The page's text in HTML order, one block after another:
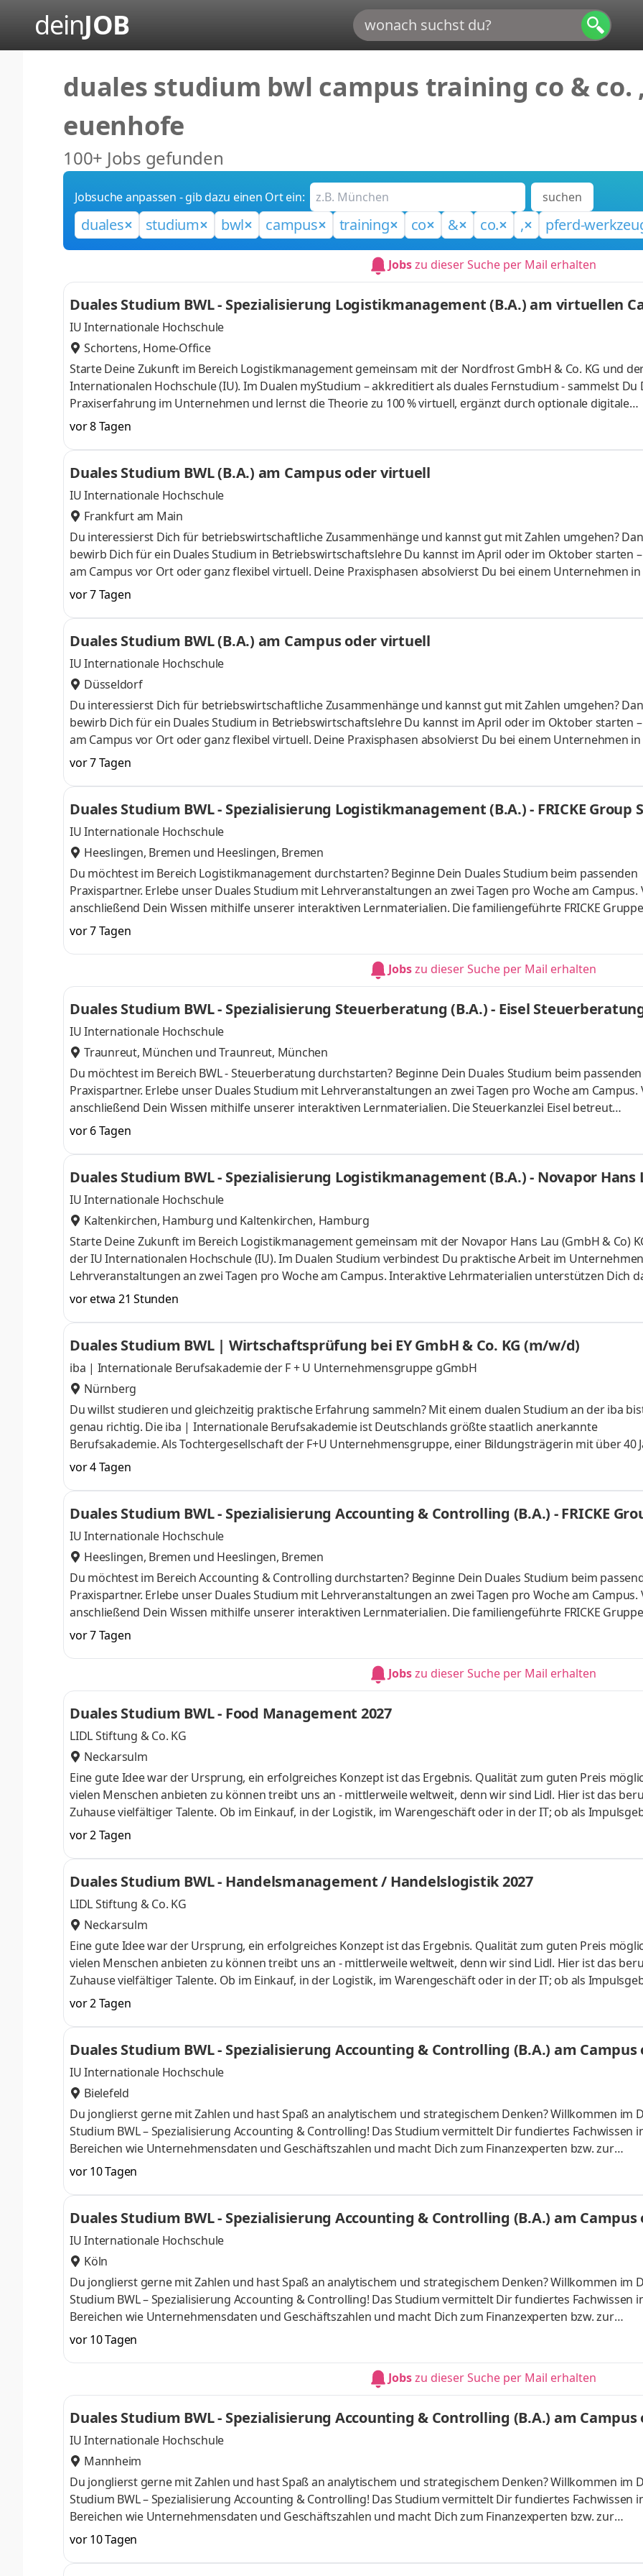
deinJOB
duales studium bwl campus training co & co.
euenhofe
100+ Jobs gefunden
Jobsuche anpassen - gib dazu einen Ort ein: suchen
duales studium bwl campus training co & co. , pferd-
Jobszu dieser Suche per Mail erhalten
Duales Studium BWL - Spezialisierung Logistikmanagement (B.A.) am virtuellen
& Co. KG
IU Internationale Hochschule
Schortens, Home-Office
Starte Deine Zukunft im Bereich Logistikmanagement gemeinsam mit der Nordfrost GmbH & Co. KG und
Internationalen Hochschule (IU). Im Dualen myStudium – akkreditiert als duales Fernstudium - sammelst Du
Praxiserfahrung im Unternehmen und lernst die Theorie zu 100 % virtuell, ergänzt durch optionale digitale
Begleitveranstaltungen. Seit 50 Jahren sind wir Logistiker aus Leidenschaft. Als Deutschlands Marktführer im
der Tiefkühllogistik beschäftigen wir rund 2.300 Mitarbeiterinnen und Mitarbeiter in der Europa-Zentrale im
friesischen Schortens und an den 40 bundesweit gelegenen NORDFROST-Tiefkühlstandorten. Werde auch
unseres Teams und starte bei uns zum 1. Oktober
vor 8 Tagen
Duales Studium BWL (B.A.) am Campus oder virtuell
IU Internationale Hochschule
Frankfurt am Main
Du interessierst Dich für betriebswirtschaftliche Zusammenhänge und kannst gut mit Zahlen umgehen?
bewirb Dich für ein Duales Studium in Betriebswirtschaftslehre Du kannst im April oder im Oktober starten
am Campus vor Ort oder ganz flexibel virtuell. Deine Praxisphasen absolvierst Du bei einem Unternehmen
Nähe. Ab dem 3. Semester belegst Du eine von fünf Spezialisierungsmöglichkeiten – und kannst Dich so noch
gezielter auf Deinen Traumjob vorbereiten: Accounting &
ControllingSteuerberatungSozialmanagementHandelsmanagementLogistikmanagement Aufgaben Du
Studium ohne Numerus clausus oder Aufnahmeprüfung startenDu absolvierst ein staatlich anerkanntes
vor 7 Tagen
Duales Studium BWL (B.A.) am Campus oder virtuell
IU Internationale Hochschule
Düsseldorf
Du interessierst Dich für betriebswirtschaftliche Zusammenhänge und kannst gut mit Zahlen umgehen?
bewirb Dich für ein Duales Studium in Betriebswirtschaftslehre Du kannst im April oder im Oktober starten
am Campus vor Ort oder ganz flexibel virtuell. Deine Praxisphasen absolvierst Du bei einem Unternehmen
Nähe. Ab dem 3. Semester belegst Du eine von fünf Spezialisierungsmöglichkeiten – und kannst Dich so noch
gezielter auf Deinen Traumjob vorbereiten: Accounting &
ControllingSteuerberatungSozialmanagementHandelsmanagementLogistikmanagement Aufgaben Du
Studium ohne Numerus clausus oder Aufnahmeprüfung startenDu absolvierst ein staatlich anerkanntes
vor 7 Tagen
Duales Studium BWL - Spezialisierung Logistikmanagement (B.A.) - FRICKE Group
IU Internationale Hochschule
Heeslingen, Bremen und Heeslingen, Bremen
Du möchtest im Bereich Logistikmanagement durchstarten? Beginne Dein Duales Studium beim passenden
Praxispartner. Erlebe unser Duales Studium mit Lehrveranstaltungen an zwei Tagen pro Woche am Campus.
anschließend Dein Wissen mithilfe unserer interaktiven Lernmaterialien. Die familiengeführte FRICKE Gruppe
im Laufe der 100-jährigen Historie vom klassischen Landmaschinenhändler zu einem erfolgreichen
Händler für Landmaschinen, Gartentechnik, Nutzfahrzeuge und Ersatzteile entwickelt. Mit 3.471
verteilt auf 84 Standorte in 27 Ländern - arbeiten wir gemeinsam am weiteren Ausbau unserer
vor 7 Tagen
Jobszu dieser Suche per Mail erhalten
Duales Studium BWL - Spezialisierung Steuerberatung (B.A.) - Eisel
KG
IU Internationale Hochschule
Traunreut, München undTraunreut, München
Du möchtest im Bereich BWL - Steuerberatung durchstarten? Beginne Dein Duales Studium beim passenden
Praxispartner. Erlebe unser Duales Studium mit Lehrveranstaltungen an zwei Tagen pro Woche am Campus.
anschließend Dein Wissen mithilfe unserer interaktiven Lernmaterialien. Die Steuerkanzlei Eisel betreut
Unternehmen, Selbstständige und Privatpersonen in steuerlichen und betriebswirtschaftlichen Fragen.
Schwerpunkte liegen in der Finanz- und Lohnbuchhaltung, der Erstellung von Jahresabschlüssen und
Steuererklärungen sowie der laufenden steuerlichen Beratung. Wir arbeiten strukturiert, digital und
mandantenorientiert. Als Praxispartner im dualen Studium legen wir Wert darauf,
vor 6 Tagen
Duales Studium BWL - Spezialisierung Logistikmanagement (B.A.) - Novapor Hans
IU Internationale Hochschule
Kaltenkirchen, Hamburg und Kaltenkirchen, Hamburg
Starte Deine Zukunft im Bereich Logistikmanagement gemeinsam mit der Novapor Hans Lau (GmbH & Co)
der IU Internationalen Hochschule (IU). Im Dualen Studium verbindest Du praktische Arbeit im
Lehrveranstaltungen an zwei Tagen pro Woche am Campus. Interaktive Lehrmaterialien unterstützen Dich
Dein Wissen gezielt zu vertiefen. Durch die Kombination von Kreativität, Fachwissen und Technologie
einfacher, Produkte besser und Kundenlösungen nachhaltiger zu machen. Dabei setzen wir auf Teamgeist,
Eigenverantwortung und moderne Technologien. Werde auch Du Tei
vor etwa 21 Stunden
Duales Studium BWL | Wirtschaftsprüfung bei EY GmbH & Co. KG (m/w/d)
iba | Internationale Berufsakademie der F + U Unternehmensgruppe gGmbH
Nürnberg
Du willst studieren und gleichzeitig praktische Erfahrung sammeln? Mit einem dualen Studium an der iba
genau richtig. Die iba | Internationale Berufsakademie ist Deutschlands größte staatlich anerkannte
Berufsakademie. Als Tochtergesellschaft der F+U Unternehmensgruppe, einer Bildungsträgerin mit über 40
Erfahrung im Bildungssektor, dreizehn Studienorten (plus virtuellem Campus) deutschlandweit,
Lehrpersonal und Professor:innen, aktuellen Inhalten sowie einem umfassenden
wir die ideale Bildungspartnerin für ein duales Bachelorstudium. Du studierst an der iba im Modell der
Woche. Dabei bist du zwei feste Tage an de
vor 4 Tagen
Duales Studium BWL - Spezialisierung Accounting & Controlling (B.A.) - FRICKE
IU Internationale Hochschule
Heeslingen, Bremen und Heeslingen, Bremen
Du möchtest im Bereich Accounting & Controlling durchstarten? Beginne Dein Duales Studium beim
Praxispartner. Erlebe unser Duales Studium mit Lehrveranstaltungen an zwei Tagen pro Woche am Campus.
anschließend Dein Wissen mithilfe unserer interaktiven Lernmaterialien. Die familiengeführte FRICKE Gruppe
im Laufe der 100-jährigen Historie vom klassischen Landmaschinenhändler zu einem erfolgreichen
Händler für Landmaschinen, Gartentechnik, Nutzfahrzeuge und Ersatzteile entwickelt. Mit 3.471
verteilt auf 84 Standorte in 27 Ländern - arbeiten wir gemeinsam am weiteren Ausbau unserer
vor 7 Tagen
Jobszu dieser Suche per Mail erhalten
Duales Studium BWL - Food Management 2027
LIDL Stiftung & Co. KG
Neckarsulm
Eine gute Idee war der Ursprung, ein erfolgreiches Konzept ist das Ergebnis. Qualität zum guten Preis
vielen Menschen anbieten zu können treibt uns an - mittlerweile weltweit, denn wir sind Lidl. Hier ist das
Zuhause vielfältiger Talente. Ob im Einkauf, in der Logistik, im Warengeschäft oder in der IT; ob als
Gestalter oder Dienstleister der Länder. Wir suchen Anpacker, Durchstarter, Möglichmacher und bieten
Aufgaben und Projekte in einem dynamischen und internationalen Umfeld. Bei Lidl findet jeder seine
Herausforderung. Denn Lidl lohnt sich. Dein duales Studium startet am 1. September 2027 mit einem
Begrüßungsmonat bei der L
vor 2 Tagen
Duales Studium BWL - Handelsmanagement / Handelslogistik 2027
LIDL Stiftung & Co. KG
Neckarsulm
Eine gute Idee war der Ursprung, ein erfolgreiches Konzept ist das Ergebnis. Qualität zum guten Preis
vielen Menschen anbieten zu können treibt uns an - mittlerweile weltweit, denn wir sind Lidl. Hier ist das
Zuhause vielfältiger Talente. Ob im Einkauf, in der Logistik, im Warengeschäft oder in der IT; ob als
Gestalter oder Dienstleister der Länder. Wir suchen Anpacker, Durchstarter, Möglichmacher und bieten
Aufgaben und Projekte in einem dynamischen und internationalen Umfeld. Bei Lidl findet jeder seine
Herausforderung. Denn Lidl lohnt sich. Dein duales Studium startet am 1. September 2027 mit einem
Begrüßungsmonat bei der L
vor 2 Tagen
Duales Studium BWL - Spezialisierung Accounting & Controlling (B.A.) am
IU Internationale Hochschule
Bielefeld
Du jonglierst gerne mit Zahlen und hast Spaß an analytischem und strategischem Denken? Willkommen im
Studium BWL – Spezialisierung Accounting & Controlling! Das Studium vermittelt Dir fundiertes Fachwissen
Bereichen wie Unternehmensdaten und Geschäftszahlen und macht Dich zum Finanzexperten bzw. zur
Finanzexpertin. Du kannst im April oder im Oktober starten – direkt am Campus vor Ort oder ganz flexibel
Deine Praxisphasen absolvierst Du bei einem Unternehmen in Deiner Nähe. Aufgaben Du kannst Dein
Numerus clausus oder Aufnahmeprüfung startenDu absolvierst ein staatlich anerkanntes Bachelorstudium
praxisnahen InhaltenDeine Studienberatung, Study Guides und
vor 10 Tagen
Duales Studium BWL - Spezialisierung Accounting & Controlling (B.A.) am
IU Internationale Hochschule
Köln
Du jonglierst gerne mit Zahlen und hast Spaß an analytischem und strategischem Denken? Willkommen im
Studium BWL – Spezialisierung Accounting & Controlling! Das Studium vermittelt Dir fundiertes Fachwissen
Bereichen wie Unternehmensdaten und Geschäftszahlen und macht Dich zum Finanzexperten bzw. zur
Finanzexpertin. Du kannst im April oder im Oktober starten – direkt am Campus vor Ort oder ganz flexibel
Deine Praxisphasen absolvierst Du bei einem Unternehmen in Deiner Nähe. Aufgaben Du kannst Dein
Numerus clausus oder Aufnahmeprüfung startenDu absolvierst ein staatlich anerkanntes Bachelorstudium
praxisnahen InhaltenDeine Studienberatung, Study Guides und
vor 10 Tagen
Jobszu dieser Suche per Mail erhalten
Duales Studium BWL - Spezialisierung Accounting & Controlling (B.A.) am
IU Internationale Hochschule
Mannheim
Du jonglierst gerne mit Zahlen und hast Spaß an analytischem und strategischem Denken? Willkommen im
Studium BWL – Spezialisierung Accounting & Controlling! Das Studium vermittelt Dir fundiertes Fachwissen
Bereichen wie Unternehmensdaten und Geschäftszahlen und macht Dich zum Finanzexperten bzw. zur
Finanzexpertin. Du kannst im April oder im Oktober starten – direkt am Campus vor Ort oder ganz flexibel
Deine Praxisphasen absolvierst Du bei einem Unternehmen in Deiner Nähe. Aufgaben Du kannst Dein
Numerus clausus oder Aufnahmeprüfung startenDu absolvierst ein staatlich anerkanntes Bachelorstudium
vor 10 Tagen